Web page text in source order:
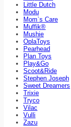
Little Dutch
Modu
Mom`s Care
Muffik®
Mushie
OplaToys
Pearhead
Plan Toys
Play&Go
Scoot&Ride
Stephen Joseph
Sweet Dreamers
Trixie
Tryco
Vilac
Vulli
Zazu